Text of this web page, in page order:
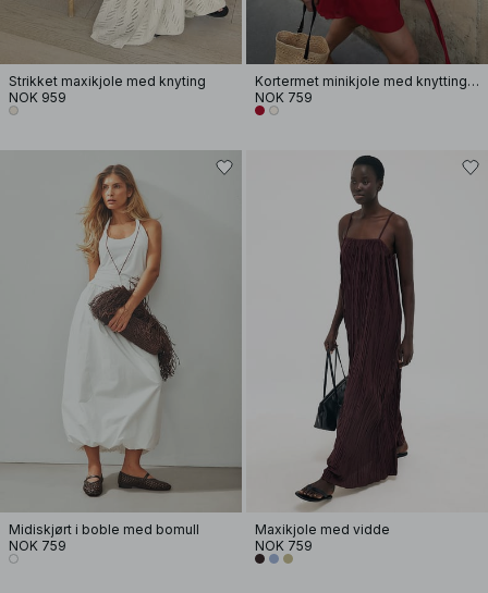
Strikket maxikjole med knyting
NOK 959
Kortermet minikjole med knytting i livet
NOK 759
Midiskjørt i boble med bomull
NOK 759
Maxikjole med vidde
NOK 759